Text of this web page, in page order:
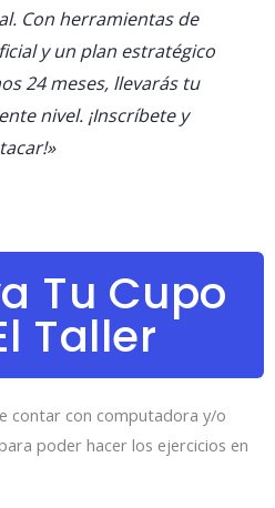
Con herramientas de
y un plan estratégico
24 meses, llevarás tu
nivel. ¡Inscríbete y
Tu Cupo
Taller
contar con computadora y/o
poder hacer los ejercicios en